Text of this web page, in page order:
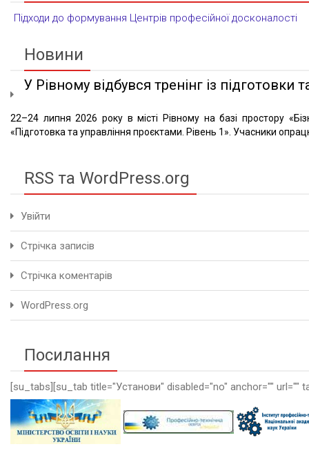
Підходи до формування Центрів професійної досконалості
Новини
У Рівному відбувся тренінг із підготовки
22–24 липня 2026 року в місті Рівному на базі простору
«Підготовка та управління проєктами. Рівень 1». Учасники
RSS та WordPress.org
Увійти
Стрічка записів
Стрічка коментарів
WordPress.org
Посилання
[su_tabs][su_tab title="Установи" disabled="no" anchor=""